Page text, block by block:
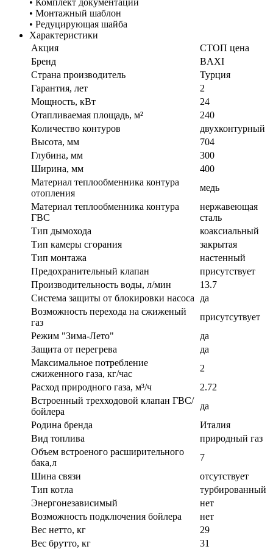
• Монтажный шаблон
• Редуцирующая шайба
Характеристики
Акция
СТОП цена
Бренд
BAXI
Страна производитель
Турция
Гарантия, лет
2
Мощность, кВт
24
Отапливаемая площадь, м²
240
Количество контуров
двухконтурный
Высота, мм
704
Глубина, мм
300
Ширина, мм
400
Материал теплообменника контура
отопления
медь
Материал теплообменника контура
ГВС
нержавеющая
сталь
Тип дымохода
коаксиальный
Тип камеры сгорания
закрытая
Тип монтажа
настенный
Предохранительный клапан
присутствует
Производительность воды, л/мин
13.7
Система защиты от блокировки насоса
да
Возможность перехода на сжиженый
газ
присутсутвует
Режим "Зима-Лето"
да
Защита от перегрева
да
Максимальное потребление
сжиженного газа, кг/час
2
Расход природного газа, м³/ч
2.72
Встроенный трехходовой клапан ГВС/
бойлера
да
Родина бренда
Италия
Вид топлива
природный газ
Объем встроеного расширительного
бака,л
7
Шина связи
отсутствует
Тип котла
турбированный
Энергонезависимый
нет
Возможность подключения бойлера
нет
Вес нетто, кг
29
Вес брутто, кг
31